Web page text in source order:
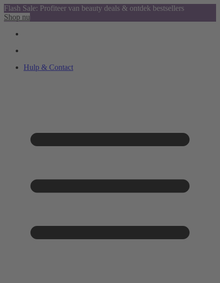
Flash Sale: Profiteer van beauty deals & ontdek bestsellers
Shop nu
Hulp & Contact